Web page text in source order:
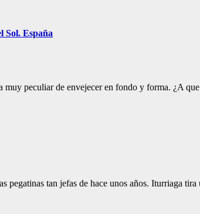
Sol. España
muy peculiar de envejecer en fondo y forma. ¿A
pegatinas tan jefas de hace unos años. Iturriaga